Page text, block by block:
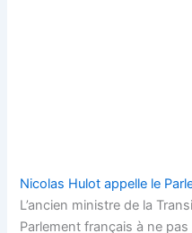
Nicolas Hulot appelle le
L’ancien ministre de la
Parlement français à ne